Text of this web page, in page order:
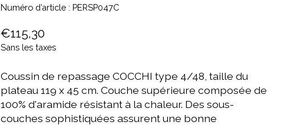
Numéro d’article : PERSP047C
€115,30
Sans les taxes
Coussin de repassage COCCHI type 4/48, taille du
plateau 119 x 45 cm. Couche supérieure composée de
100% d'aramide résistant à la chaleur. Des sous-
couches sophistiquées assurent une bonne